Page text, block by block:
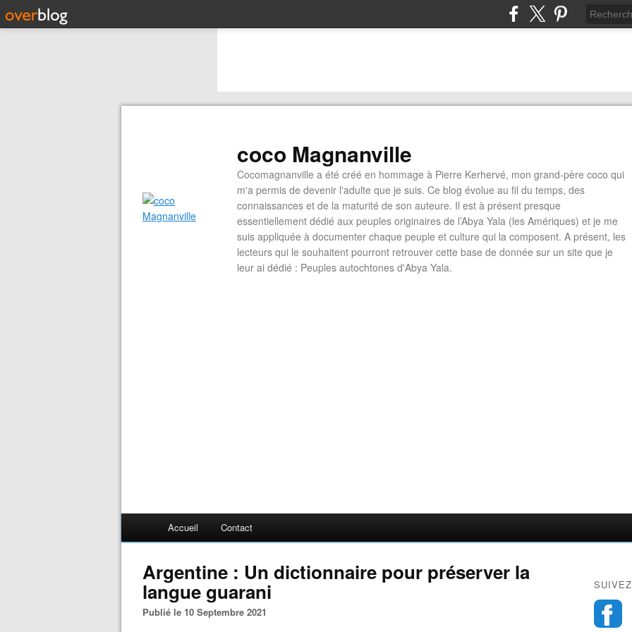
coco Magnanville
Cocomagnanville a été créé en hommage à Pierre Kerhervé, mon grand-père coco qui
m'a permis de devenir l'adulte que je suis. Ce blog évolue au fil du temps, des
connaissances et de la maturité de son auteure. Il est à présent presque
essentiellement dédié aux peuples originaires de l’Abya Yala (les Amériques) et je me
suis appliquée à documenter chaque peuple et culture qui la composent. A présent, les
lecteurs qui le souhaitent pourront retrouver cette base de donnée sur un site que je
leur ai dédié : Peuples autochtones d'Abya Yala.
Accueil Contact
Argentine : Un dictionnaire pour préserver la
langue guarani
Publié le 10 Septembre 2021